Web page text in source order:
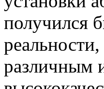
получился
различным